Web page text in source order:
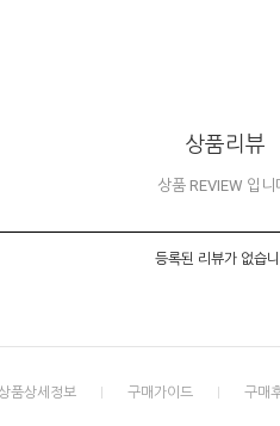
상품리뷰
상품 REVIEW 입니
등록된 리뷰가 없습